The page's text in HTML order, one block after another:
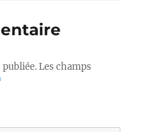
publiée. Les champs